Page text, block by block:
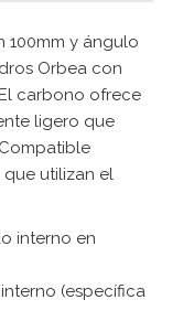
100mm y ángulo
Orbea con
carbono ofrece
ligero que
utilizan el
interno en
(específica